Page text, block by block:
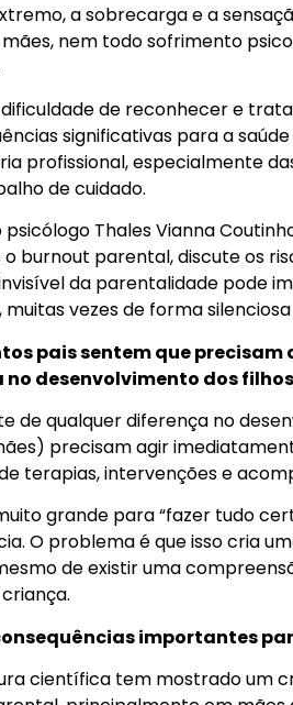
a sobrecarga e a
nem todo sofrimento
de reconhecer e
significativas para a
profissional, especialmente
de cuidado.
Thales Vianna
burnout parental, discute os
da parentalidade pode
vezes de forma
pais sentem que
desenvolvimento dos
de qualquer diferença no
precisam agir
terapias, intervenções e
grande para “fazer tudo
O problema é que isso cria
de existir uma
importantes
científica tem mostrado um